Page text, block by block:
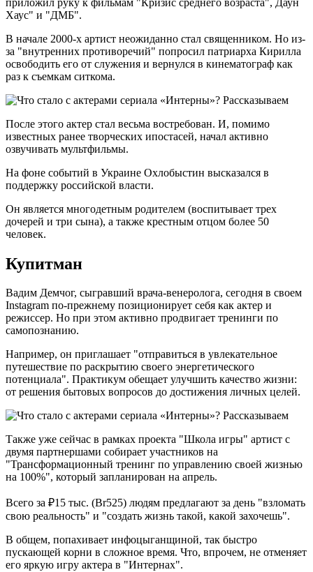
Хаус" и "ДМБ".
В начале 2000-х артист неожиданно стал священником. Но из-
за "внутренних противоречий" попросил патриарха Кирилла
освободить его от служения и вернулся в кинематограф как
раз к съемкам ситкома.
После этого актер стал весьма востребован. И, помимо
известных ранее творческих ипостасей, начал активно
озвучивать мультфильмы.
На фоне событий в Украине Охлобыстин высказался в
поддержку российской власти.
Он является многодетным родителем (воспитывает трех
дочерей и три сына), а также крестным отцом более 50
человек.
Купитман
Вадим Демчог, сыгравший врача-венеролога, сегодня в своем
Instagram по-прежнему позиционирует себя как актер и
режиссер. Но при этом активно продвигает тренинги по
самопознанию.
Например, он приглашает "отправиться в увлекательное
путешествие по раскрытию своего энергетического
потенциала". Практикум обещает улучшить качество жизни:
от решения бытовых вопросов до достижения личных целей.
Также уже сейчас в рамках проекта "Школа игры" артист с
двумя партнершами собирает участников на
"Трансформационный тренинг по управлению своей жизнью
на 100%", который запланирован на апрель.
Всего за ₽15 тыс. (Br525) людям предлагают за день "взломать
свою реальность" и "создать жизнь такой, какой захочешь".
В общем, попахивает инфоцыганщиной, так быстро
пускающей корни в сложное время. Что, впрочем, не отменяет
его яркую игру актера в "Интернах".